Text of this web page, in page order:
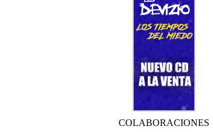
COLABORACIONES